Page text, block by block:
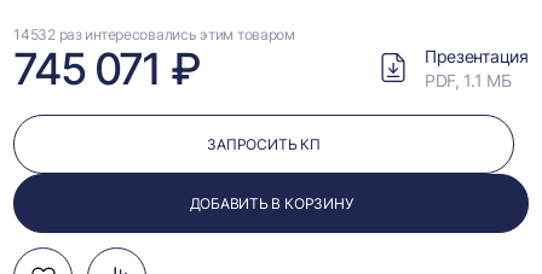
14532 раз интересовались этим товаром
745 071 ₽
Презентация
PDF, 1.1 МБ
ЗАПРОСИТЬ КП
ДОБАВИТЬ В КОРЗИНУ